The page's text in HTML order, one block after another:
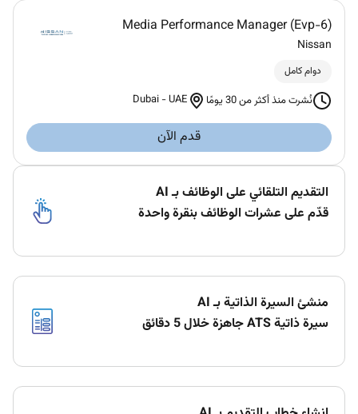
Media Performance Manager (Evp-6)
Nissan
دوام كامل
نُشرت منذ أكثر من 30 يومًا Dubai -UAE
قدم الآن
التقديم التلقائي على الوظائف بـ AI
قدّم على عشرات الوظائف بنقرة واحدة
منشئ السيرة الذاتية بـ AI
سيرة ذاتية ATS جاهزة خلال 5 دقائق